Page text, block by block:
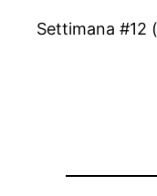
Settimana #12